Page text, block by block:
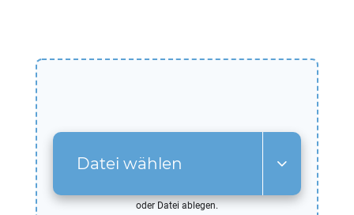
Datei wählen
oder Datei ablegen.